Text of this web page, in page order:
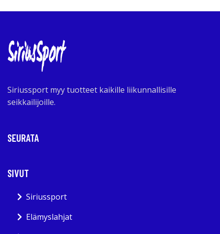
Siriussport myy tuotteet kaikille liikunnallisille
seikkailijoille.
SEURATA
SIVUT
Siriussport
Elämyslahjat